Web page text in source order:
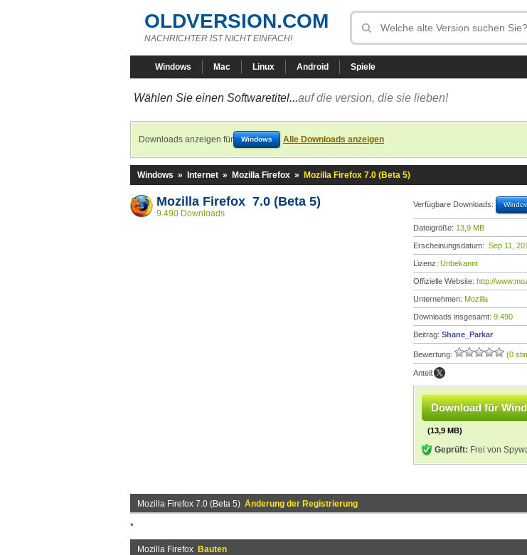
OLDVERSION.COM
NACHRICHTER IST NICHT EINFACH!
Windows Mac Linux Android Spiele
Wählen Sie einen Softwaretitel...auf die version, die sie lieben!
Downloads anzeigen für Windows Alle Downloads anzeigen
Windows » Internet » Mozilla Firefox » Mozilla Firefox 7.0 (Beta 5)
Mozilla Firefox 7.0 (Beta 5)
9.490 Downloads
Verfügbare Downloads:
Dateigröße: 13,9 MB
Erscheinungsdatum: Sep 11,
Lizenz: Unbekannt
Offizielle Website: http://
Unternehmen: Mozilla
Downloads insgesamt: 9.490
Beitrag: Shane_Parkar
Bewertung: (0
Anteil:
Download für
(13,9 MB)
Geprüft: Frei von
Mozilla Firefox 7.0 (Beta 5) Änderung der Registrierung
*
Mozilla Firefox Bauten